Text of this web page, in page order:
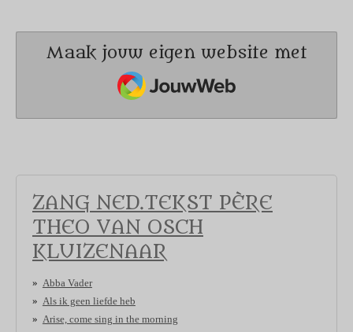
Maak jouw eigen website met
JouwWeb
ZANG NED.TEKST PÈRE
THEO VAN OSCH
KLUIZENAAR
Abba Vader
Als ik geen liefde heb
Arise, come sing in the morning